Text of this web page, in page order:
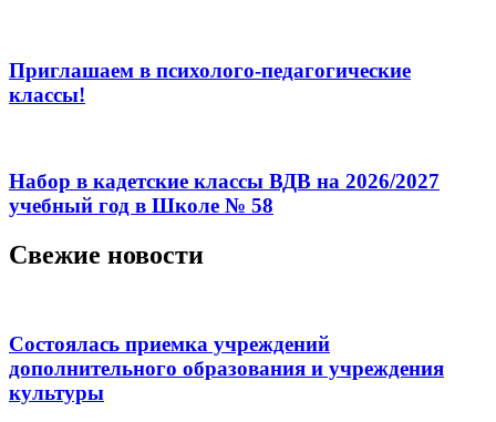
Приглашаем в психолого-педагогические
классы!
Набор в кадетские классы ВДВ на 2026/2027
учебный год в Школе № 58
Свежие новости
Состоялась приемка учреждений
дополнительного образования и учреждения
культуры